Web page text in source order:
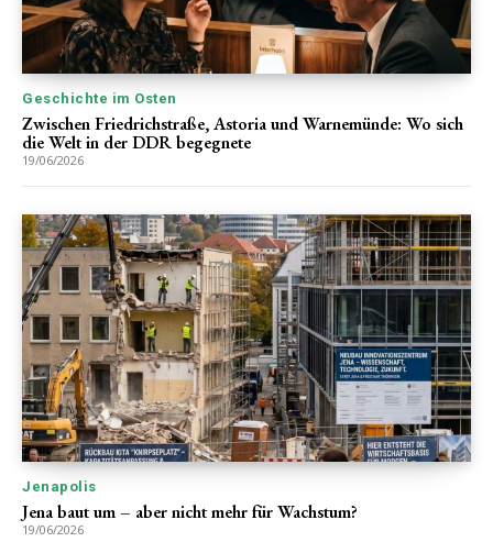
Geschichte im Osten
Zwischen Friedrichstraße, Astoria und Warnemünde: Wo sich
die Welt in der DDR begegnete
19/06/2026
Jenapolis
Jena baut um – aber nicht mehr für Wachstum?
19/06/2026